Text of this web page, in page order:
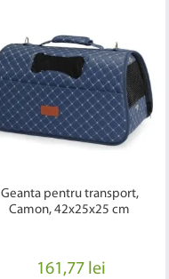
Geanta pentru transport,
Camon, 42x25x25 cm
161,77 lei